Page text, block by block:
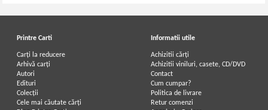
Printre Carti
Carți la reducere
Arhivă carți
Autori
Edituri
Colecții
Cele mai căutate cărți
Informatii utile
Achizitii cărți
Achizitii viniluri, casete, CD/DVD
Contact
Cum cumpar?
Politica de livrare
Retur comenzi